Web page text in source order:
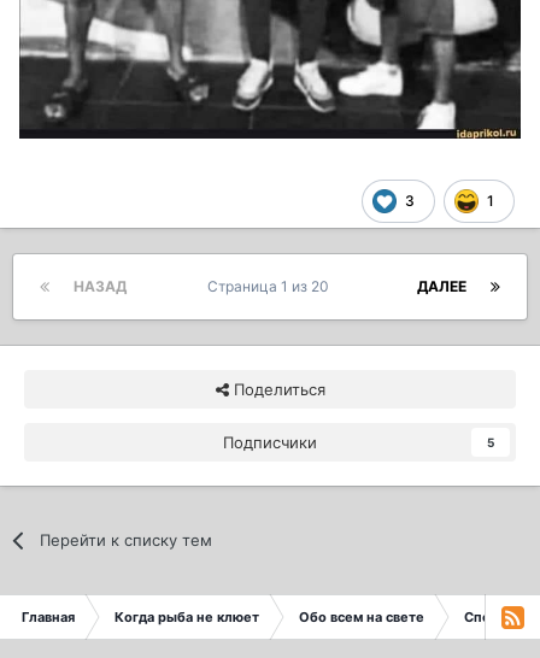
3 1
НАЗАД ДАЛЕЕ
Страница 1 из 20
Поделиться
Подписчики 5
Перейти к списку тем
Главная Когда рыба не клюет Обо всем на свете Спорт